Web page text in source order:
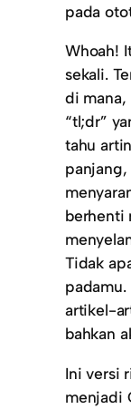
pada
Whoah!
sekali.
di mana,
“tl;dr”
tahu
berhenti
Tidak
artikel-
bahkan
Ini versi
menjadi